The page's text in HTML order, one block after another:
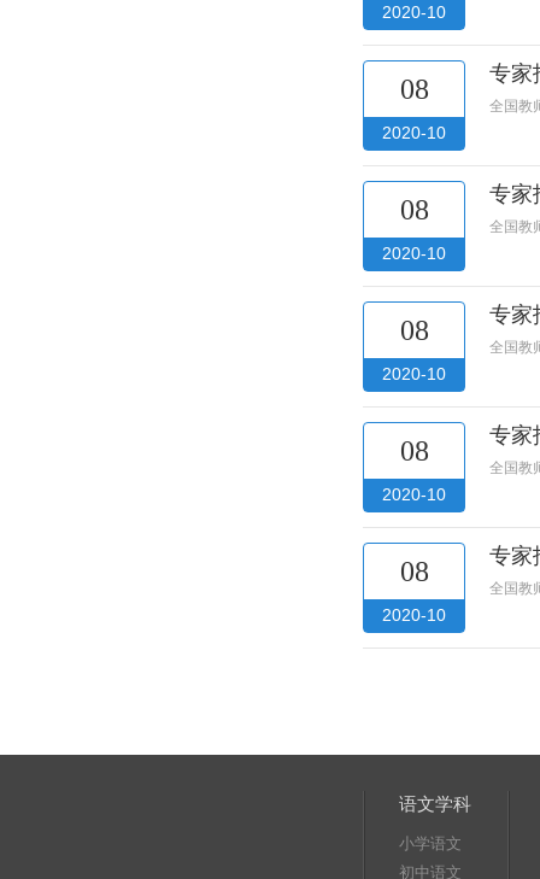
2020-10
08
2020-10
专家
全国教
08
2020-10
专家
全国教
08
2020-10
专家
全国教
08
2020-10
专家
全国教
08
2020-10
专家
全国教
语文学科
小学语文
初中语文